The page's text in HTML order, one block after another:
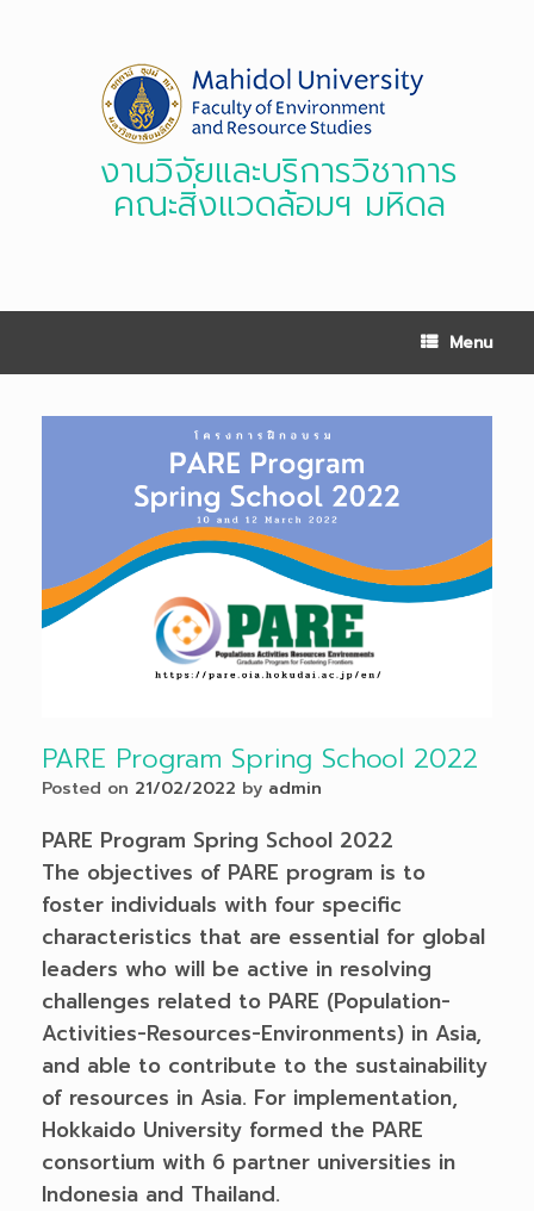
งานวิจัยและบริการวิชาการ
คณะสิ่งแวดล้อมฯ มหิดล
Menu
PARE Program Spring School 2022
Posted on 21/02/2022 by admin
PARE Program Spring School 2022
The objectives of PARE program is to
foster individuals with four specific
characteristics that are essential for global
leaders who will be active in resolving
challenges related to PARE (Population-
Activities-Resources-Environments) in Asia,
and able to contribute to the sustainability
of resources in Asia. For implementation,
Hokkaido University formed the PARE
consortium with 6 partner universities in
Indonesia and Thailand.